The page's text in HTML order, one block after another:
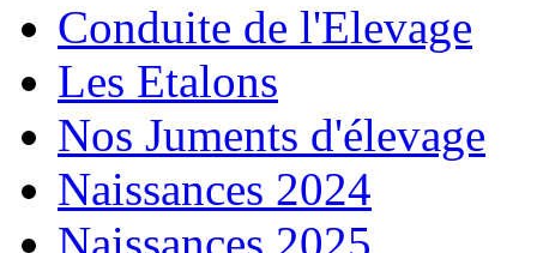
Conduite de l'Elevage
Les Etalons
Nos Juments d'élevage
Naissances 2024